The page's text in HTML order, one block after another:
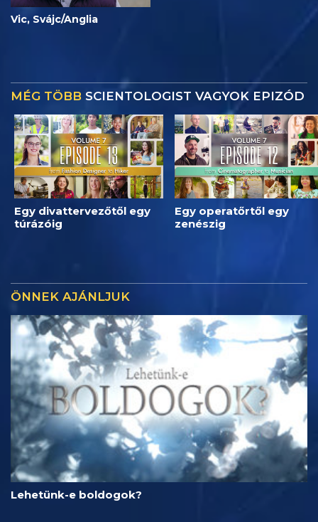
Vic, Svájc/Anglia
MÉG TÖBB SCIENTOLOGIST VAGYOK EPIZÓD
Egy divattervezőtől egy
túrázóig
Egy operatőrtől egy
zenészig
ÖNNEK AJÁNLJUK
Lehetünk-e boldogok?